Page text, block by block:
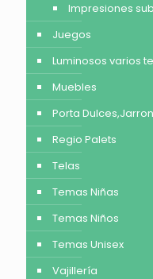
Impresiones
Juegos
Luminosos varios
Muebles
Porta
Regio Palets
Telas
Temas Niñas
Temas Niños
Temas Unisex
Vajillería